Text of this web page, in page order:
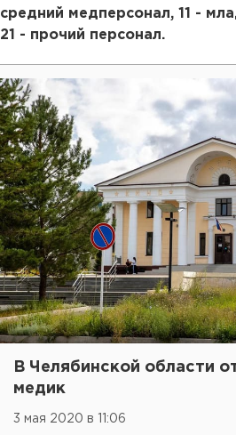
средний медперсонал, 11 -
21 - прочий персонал.
В Челябинской области
медик
3 мая 2020 в 11:06